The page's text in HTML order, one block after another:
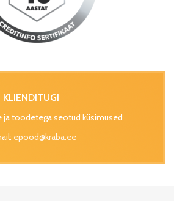
KLIENDITUGI
ja toodetega seotud küsimused
epood@kraba.ee